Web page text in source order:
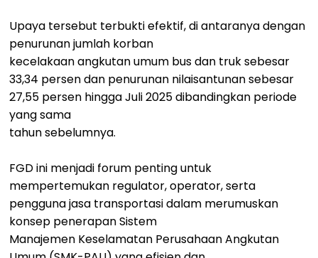
Upaya tersebut terbukti efektif, di antaranya dengan
penurunan jumlah korban
kecelakaan angkutan umum bus dan truk sebesar
33,34 persen dan penurunan nilaisantunan sebesar
27,55 persen hingga Juli 2025 dibandingkan periode
yang sama
tahun sebelumnya.
FGD ini menjadi forum penting untuk
mempertemukan regulator, operator, serta
pengguna jasa transportasi dalam merumuskan
konsep penerapan Sistem
Manajemen Keselamatan Perusahaan Angkutan